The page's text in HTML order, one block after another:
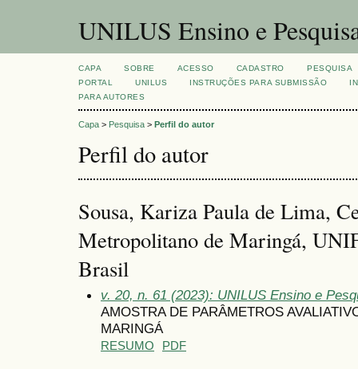
UNILUS Ensino e
CAPA SOBRE ACESSO CADASTRO
PESQUISA
PORTAL
UNILUS INSTRUÇÕES PARA SUBMISSÃO
PARA AUTORES
Capa > Pesquisa > Perfil do autor
Perfil do autor
Sousa, Kariza Paula de Lima,
Metropolitano de Maringá,
Brasil
v. 20, n. 61 (2023): UNILUS Ensino e
AMOSTRA DE PARÂMETROS
MARINGÁ
RESUMO PDF